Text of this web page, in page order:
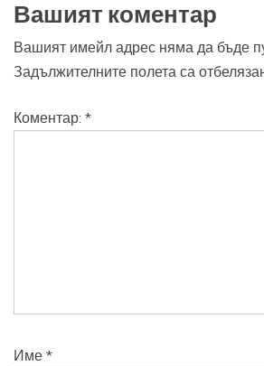
Вашият коментар
Вашият имейл адрес няма да бъде
Задължителните полета са
Коментар: *
Име *